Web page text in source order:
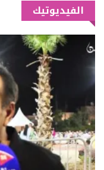
الفيديوتيك